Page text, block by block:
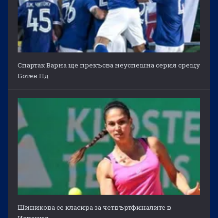
Спартак Варна ще прекъсва неуспешна серия срещу
Ботев Пд
Шиникова се класира за четвъртфиналите в